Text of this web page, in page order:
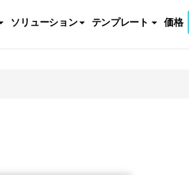
ソリューション テンプレート 価格